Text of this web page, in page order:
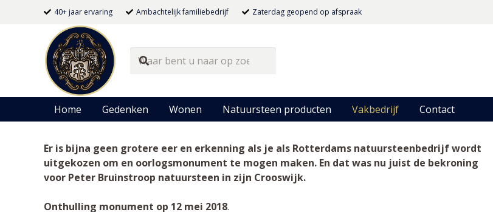
40+ jaar ervaring Ambachtelijk familiebedrijf Zaterdag geopend op afspraak
Home Gedenken Wonen Natuursteen producten Vakbedrijf Contact
Er is bijna geen grotere eer en erkenning als je als Rotterdams natuursteenbedrijf wordt
uitgekozen om en oorlogsmonument te mogen maken. En dat was nu juist de bekroning
voor Peter Bruinstroop natuursteen in zijn Crooswijk.
Onthulling monument op 12 mei 2018.